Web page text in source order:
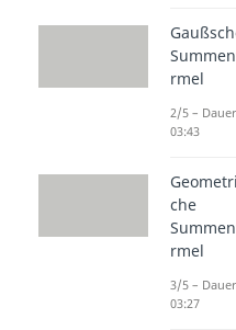
kannst.
rmel
2/5 –
03:43
che
rmel
3/5 –
03:27